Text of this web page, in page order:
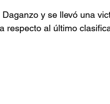
y se llevó una
respecto al último